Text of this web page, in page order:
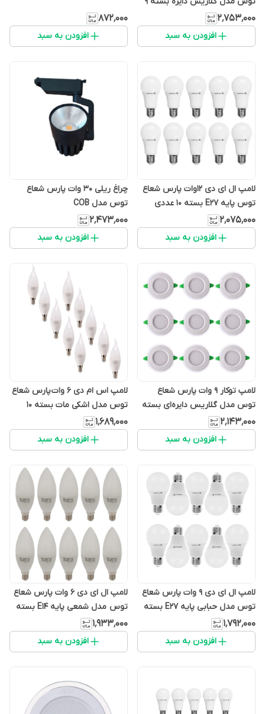
عددی
۲٬۷۵۳٬۰۰۰
افزودن به سبد
۸۷۲٬۰۰۰
افزودن به سبد
لامپ ال ای دی 12وات پارس شعاع
توس پایه E27 بسته 10 عددی
۲٬۰۷۵٬۰۰۰
افزودن به سبد
چراغ ریلی 30 وات پارس شعاع
توس مدل COB
۲٬۴۷۳٬۰۰۰
افزودن به سبد
لامپ توکار 9 وات پارس شعاع
توس مدل گلاریس دایره‌ای بسته
9 عددی
۲٬۱۴۳٬۰۰۰
افزودن به سبد
لامپ اس ام دی 6 وات پارس شعاع
توس مدل اشکی مات بسته 10
عددی
۱٬۶۸۹٬۰۰۰
افزودن به سبد
لامپ ال ای دی 9 وات پارس شعاع
توس مدل حبابی پایه E27 بسته
10 عددی
۱٬۷۹۲٬۰۰۰
افزودن به سبد
لامپ ال ای دی 6 وات پارس شعاع
توس مدل شمعی پایه E14 بسته
10 عددی
۱٬۹۳۳٬۰۰۰
افزودن به سبد